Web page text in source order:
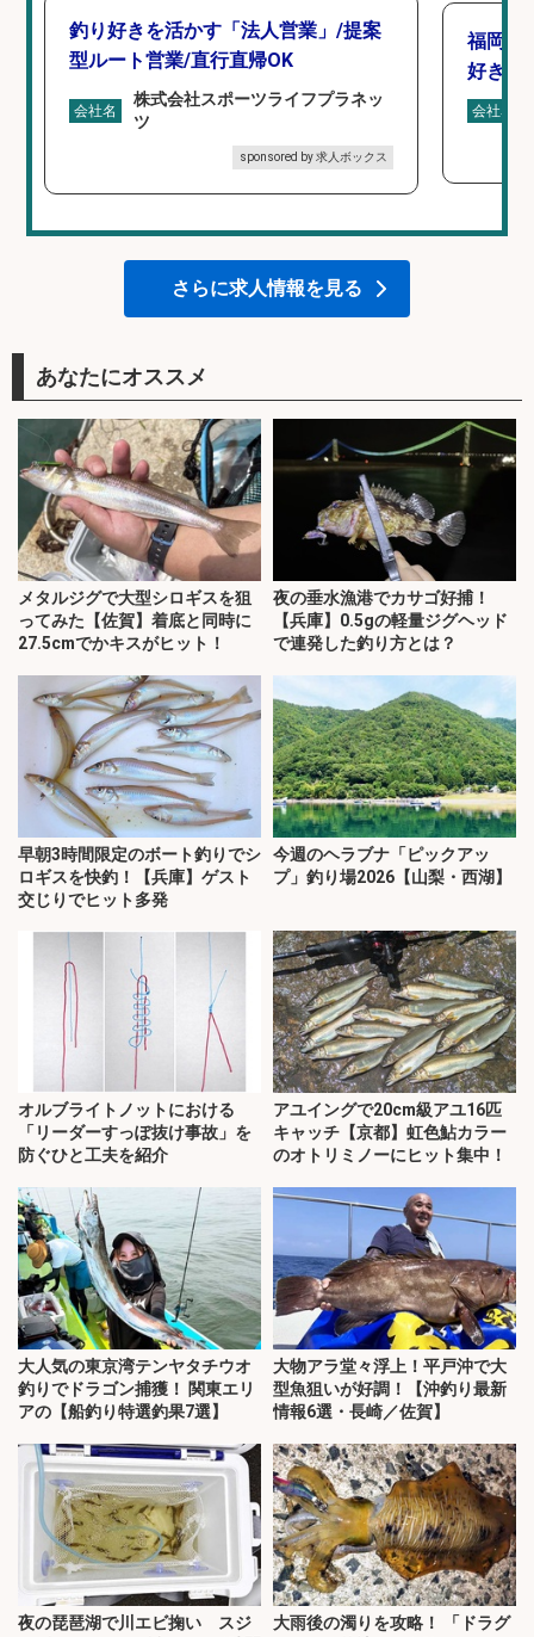
釣り好きを活かす「法人営業」/提案
型ルート営業/直行直帰OK
会社名
株式会社スポーツライフプラネッ
ツ
sponsored by 求人ボックス
福岡/
好き歓
会社名
さらに求人情報を見る
あなたにオススメ
メタルジグで大型シロギスを狙
ってみた【佐賀】着底と同時に
27.5cmでかキスがヒット！
夜の垂水漁港でカサゴ好捕！
【兵庫】0.5gの軽量ジグヘッド
で連発した釣り方とは？
早朝3時間限定のボート釣りでシ
ロギスを快釣！【兵庫】ゲスト
交じりでヒット多発
今週のヘラブナ「ピックアッ
プ」釣り場2026【山梨・西湖】
オルブライトノットにおける
「リーダーすっぽ抜け事故」を
防ぐひと工夫を紹介
アユイングで20cm級アユ16匹
キャッチ【京都】虹色鮎カラー
のオトリミノーにヒット集中！
大人気の東京湾テンヤタチウオ
釣りでドラゴン捕獲！ 関東エリ
アの【船釣り特選釣果7選】
大物アラ堂々浮上！平戸沖で大
型魚狙いが好調！【沖釣り最新
情報6選・長崎／佐賀】
夜の琵琶湖で川エビ掬い スジ
大雨後の濁りを攻略！ 「ドラグ